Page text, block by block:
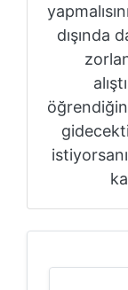
dışında